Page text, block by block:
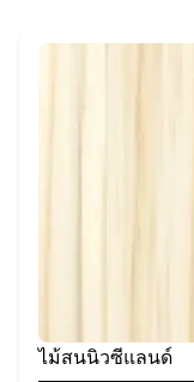
ไม้สนนิวซีแลนด์